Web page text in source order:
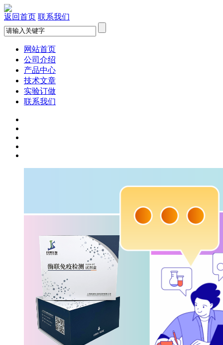
返回首页 联系我们
网站首页
公司介绍
产品中心
技术文章
实验订做
联系我们